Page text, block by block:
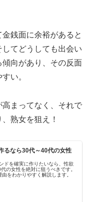
銭面に余裕があると
てどうしても出会い
向があり、その反面
い。
まってなく、それで
熟女を狙え！
るなら30代～40代の女性
ドを確実に作りたいなら、性欲
の女性を絶対に狙うべきです。
をわかりやすく解説します。